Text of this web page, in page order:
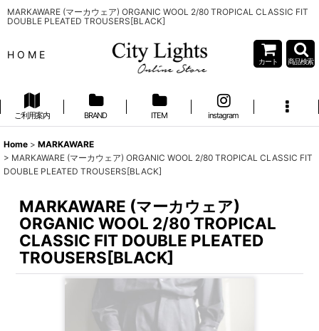
MARKAWARE (マーカウェア) ORGANIC WOOL 2/80 TROPICAL CLASSIC FIT
DOUBLE PLEATED TROUSERS[BLACK]
H O M E
カート 商品検索
ご利用案内 BRAND ITEM instagram
Home > MARKAWARE
> MARKAWARE (マーカウェア) ORGANIC WOOL 2/80 TROPICAL CLASSIC FIT
DOUBLE PLEATED TROUSERS[BLACK]
MARKAWARE (マーカウェア)
ORGANIC WOOL 2/80 TROPICAL
CLASSIC FIT DOUBLE PLEATED
TROUSERS[BLACK]